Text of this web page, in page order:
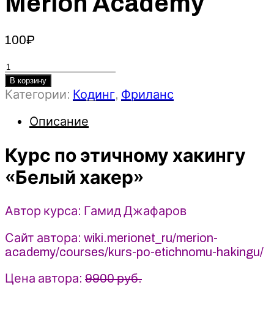
100₽
Количество
товара
Курс
этичному
«Белый
хакер»
-
Джафаров
Merion
Academy
В корзину
Категории: Кодинг, Фриланс
Описание
Курс по этичному хакингу
«Белый хакер»
Автор курса: Гамид Джафаров
Сайт автора: wiki.merionet_ru/merion-
academy/courses/kurs-po-etichnomu-hakingu/
Цена автора: 9900 руб.